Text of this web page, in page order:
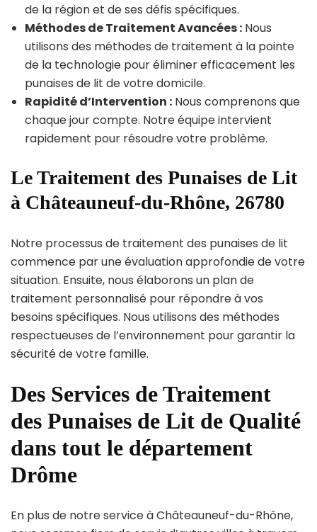
de la région et de ses défis spécifiques.
Méthodes de Traitement Avancées : Nous
utilisons des méthodes de traitement à la pointe
de la technologie pour éliminer efficacement les
punaises de lit de votre domicile.
Rapidité d’Intervention : Nous comprenons que
chaque jour compte. Notre équipe intervient
rapidement pour résoudre votre problème.
Le Traitement des Punaises de Lit
à Châteauneuf-du-Rhône, 26780
Notre processus de traitement des punaises de lit
commence par une évaluation approfondie de votre
situation. Ensuite, nous élaborons un plan de
traitement personnalisé pour répondre à vos
besoins spécifiques. Nous utilisons des méthodes
respectueuses de l’environnement pour garantir la
sécurité de votre famille.
Des Services de Traitement
des Punaises de Lit de Qualité
dans tout le département
Drôme
En plus de notre service à Châteauneuf-du-Rhône,